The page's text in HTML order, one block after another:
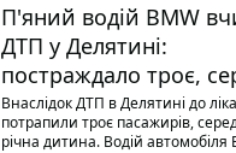
П'яний водій BMW
ДТП у Делятині:
постраждало троє,
них - дитина
Внаслідок ДТП в Делятині до
потрапили троє пасажирів,
річна дитина. Водій автомобіля